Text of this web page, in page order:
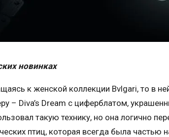
новинках
к женской коллекции Bvlgari, то в
– Diva’s Dream с циферблатом,
такую технику, но она логично
птиц, которая всегда была частью